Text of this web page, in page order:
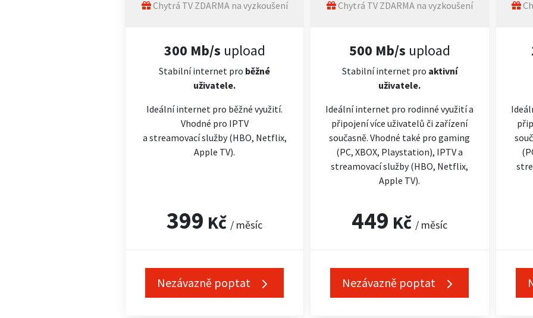
Chytrá TV ZDARMA na vyzkoušení
300 Mb/s upload
Stabilní internet pro běžné
uživatele.
Ideální internet pro běžné využití.
Vhodné pro IPTV
a streamovací služby (HBO, Netflix,
Apple TV).
399 Kč / měsíc
Nezávazně poptat
Chytrá TV ZDARMA na vyzkoušení
500 Mb/s upload
Stabilní internet pro aktivní
uživatele.
Ideální internet pro rodinné využití a
připojení více uživatelů či zařízení
současně. Vhodné také pro gaming
(PC, XBOX, Playstation), IPTV a
streamovací služby (HBO, Netflix,
Apple TV).
449 Kč / měsíc
Nezávazně poptat